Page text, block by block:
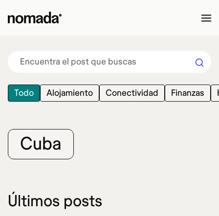
Todo Alojamiento Conectividad Finanzas
Cuba
Últimos posts